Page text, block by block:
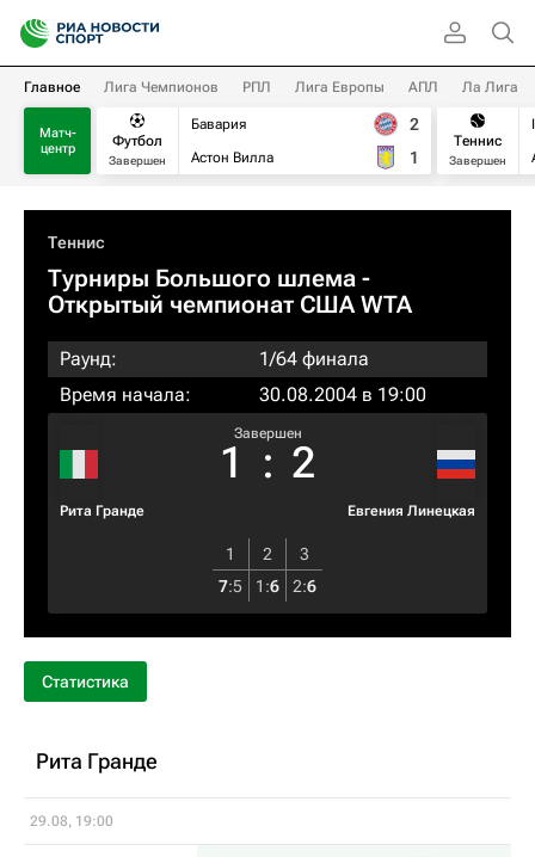
Главное Лига Чемпионов РПЛ Лига Европы АПЛ Ла Лига
Матч-
центр
Футбол
Завершен
Бавария
Астон Вилла
2
1
Теннис
Завершен
Теннис
Турниры Большого шлема -
Открытый чемпионат США WTA
Раунд:
1/64 финала
Время начала:
30.08.2004 в 19:00
Рита Гранде
Завершен
1 : 2
Евгения Линецкая
1 2
3
7:5 1 :6 2:6
Статистика
Рита Гранде
29.08, 19:00